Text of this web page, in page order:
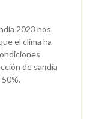
2023 nos
el clima ha
de sandía